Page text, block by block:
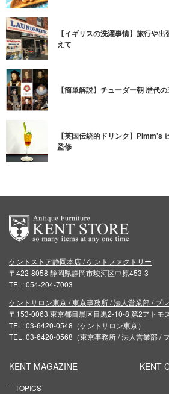
【イギリスの洗濯事情】旅行や
えて
【簡単解説】チューダー朝 歴代
【英国伝統的ドリンク】Pimm’s
監修
ケントストア静岡本店 / ケントファクトリー
〒422-8058 静岡県静岡市駿河区中原453-3
TEL: 054-204-7003
ケントサロン東京 / 東京事務所 / 法人営業部 / プ
〒153-0063 東京都目黒区目黒2-10-8 第2アトモ
TEL: 03-6420-0548（ケントサロン東京）
TEL: 03-6420-0568（東京事務所 / 法人営業部 / プ
KENT MAGAZINE
TOPICS
KENT